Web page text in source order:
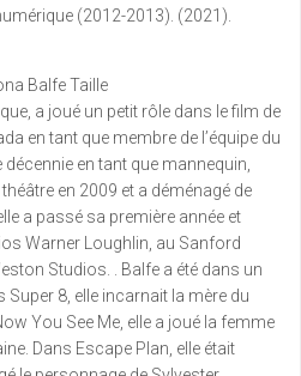
(2012-2013). (2021).
Balfe Taille
a joué un petit rôle dans le film de
en tant que membre de l’équipe du
en tant que mannequin,
en 2009 et a déménagé de
a passé sa première année et
Warner Loughlin, au Sanford
Studios. . Balfe a été dans un
8, elle incarnait la mère du
You See Me, elle a joué la femme
Dans Escape Plan, elle était